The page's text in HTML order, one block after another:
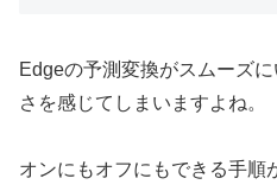
Edgeの予測変換がスムーズ
さを感じてしまいますよね。
オンにもオフにもできる手順